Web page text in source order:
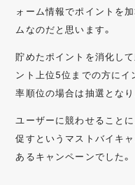
ォーム情報でポイントを
ムなのだと思います。
貯めたポイントを消化し
ント上位5位までの方にイ
率順位の場合は抽選となり
ユーザーに競わせること
促すというマストバイキ
あるキャンペーンでした。